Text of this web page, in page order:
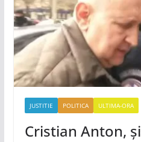
JUSTITIE POLITICA ULTIMA-ORA
Cristian Anton,